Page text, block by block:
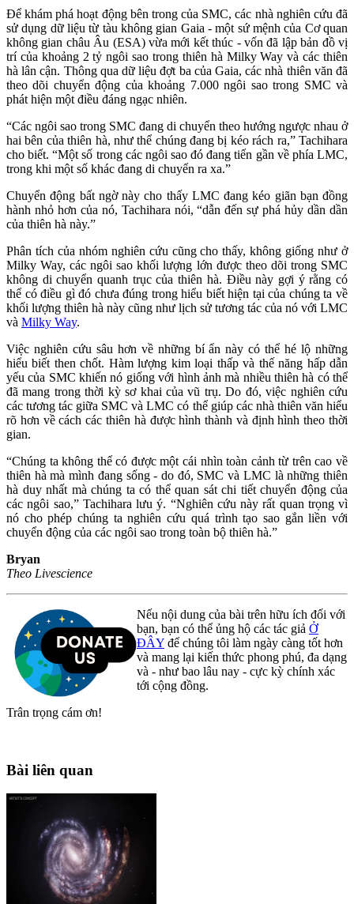
Để khám phá hoạt động bên trong của SMC, các nhà nghiên cứu đã
sử dụng dữ liệu từ tàu không gian Gaia - một sứ mệnh của Cơ quan
không gian châu Âu (ESA) vừa mới kết thúc - vốn đã lập bản đồ vị
trí của khoảng 2 tỷ ngôi sao trong thiên hà Milky Way và các thiên
hà lân cận. Thông qua dữ liệu đợt ba của Gaia, các nhà thiên văn đã
theo dõi chuyển động của khoảng 7.000 ngôi sao trong SMC và
phát hiện một điều đáng ngạc nhiên.
“Các ngôi sao trong SMC đang di chuyển theo hướng ngược nhau ở
hai bên của thiên hà, như thể chúng đang bị kéo rách ra,” Tachihara
cho biết. “Một số trong các ngôi sao đó đang tiến gần về phía LMC,
trong khi một số khác đang di chuyển ra xa.”
Chuyển động bất ngờ này cho thấy LMC đang kéo giãn bạn đồng
hành nhỏ hơn của nó, Tachihara nói, “dẫn đến sự phá hủy dần dần
của thiên hà này.”
Phân tích của nhóm nghiên cứu cũng cho thấy, không giống như ở
Milky Way, các ngôi sao khối lượng lớn được theo dõi trong SMC
không di chuyển quanh trục của thiên hà. Điều này gợi ý rằng có
thể có điều gì đó chưa đúng trong hiểu biết hiện tại của chúng ta về
khối lượng thiên hà này cũng như lịch sử tương tác của nó với LMC
và Milky Way.
Việc nghiên cứu sâu hơn về những bí ẩn này có thể hé lộ những
hiểu biết then chốt. Hàm lượng kim loại thấp và thế năng hấp dẫn
yếu của SMC khiến nó giống với hình ảnh mà nhiều thiên hà có thể
đã mang trong thời kỳ sơ khai của vũ trụ. Do đó, việc nghiên cứu
các tương tác giữa SMC và LMC có thể giúp các nhà thiên văn hiểu
rõ hơn về cách các thiên hà được hình thành và định hình theo thời
gian.
“Chúng ta không thể có được một cái nhìn toàn cảnh từ trên cao về
thiên hà mà mình đang sống - do đó, SMC và LMC là những thiên
hà duy nhất mà chúng ta có thể quan sát chi tiết chuyển động của
các ngôi sao,” Tachihara lưu ý. “Nghiên cứu này rất quan trọng vì
nó cho phép chúng ta nghiên cứu quá trình tạo sao gắn liền với
chuyển động của các ngôi sao trong toàn bộ thiên hà.”
Bryan
Theo Livescience
Nếu nội dung của bài trên hữu ích đối với
bạn, bạn có thể ủng hộ các tác giả Ở
ĐÂY để chúng tôi làm ngày càng tốt hơn
và mang lại kiến thức phong phú, đa dạng
và - như bao lâu nay - cực kỳ chính xác
tới cộng đồng.
Trân trọng cám ơn!
Bài liên quan